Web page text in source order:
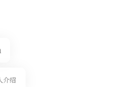
介绍